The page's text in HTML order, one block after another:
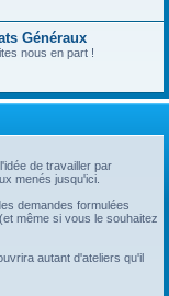
Généraux
nous en part !
de travailler par
menés jusqu'ici.
demandes formulées
même si vous le souhaitez
autant d'ateliers qu'il